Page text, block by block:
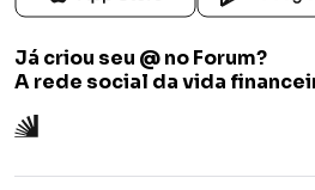
Já criou seu @ no Forum?
A rede social da vida